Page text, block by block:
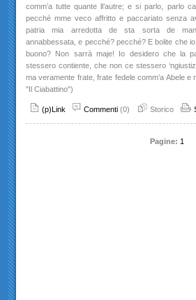
comm’a tutte quante ll’autre; e si parlo, parlo
pecché mme veco affritto e paccariato senza
patria mia arredotta de sta sorta de
annabbessata, e pecché? pecché? E bolite che
buono? Non sarrà maje! Io desidero che la
stessero contiente, che non ce stessero
ma veramente frate, frate fedele comm’a Abele e
"Il Ciabattino")
(p)Link Commenti (0) Storico
Pagine: 1